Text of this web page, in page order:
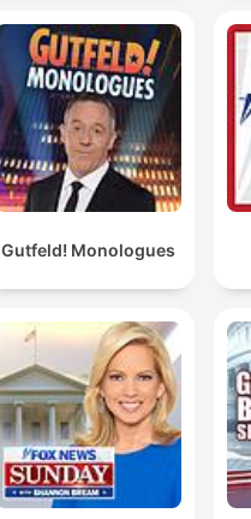
Gutfeld! Monologues